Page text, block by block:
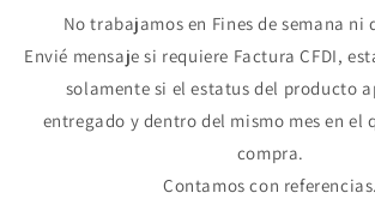
No trabajamos en Fines de semana ni
Envié mensaje si requiere Factura CFDI,
solamente si el estatus del producto
entregado y dentro del mismo mes en el
compra.
Contamos con referencias.